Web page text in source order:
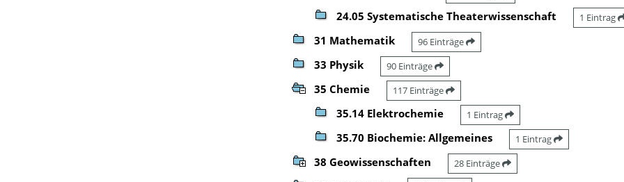
24.05 Systematische Theaterwissenschaft 1 Eintrag
31 Mathematik 96 Einträge
33 Physik 90 Einträge
35 Chemie 117 Einträge
35.14 Elektrochemie 1 Eintrag
35.70 Biochemie: Allgemeines 1 Eintrag
38 Geowissenschaften 28 Einträge